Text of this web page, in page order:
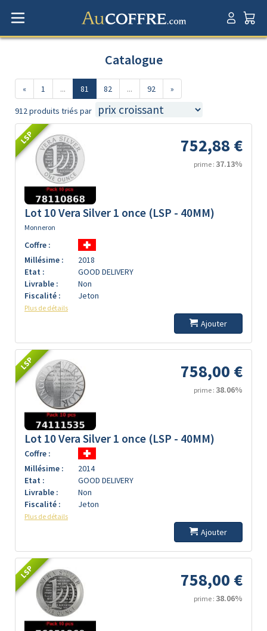
Catalogue
« 1 ... 81 82 ... 92 »
912 produits triés par
LSP 752,88 €
prime : 37.13%
Lot 10 Vera Silver 1 once (LSP - 40MM)
Monneron
Coffre :
Millésime :
2018
Etat :
GOOD DELIVERY
Livrable :
Non
Fiscalité :
Jeton
Plus de détails
Ajouter
LSP 758,00 €
prime : 38.06%
Lot 10 Vera Silver 1 once (LSP - 40MM)
Coffre :
Millésime :
2014
Etat :
GOOD DELIVERY
Livrable :
Non
Fiscalité :
Jeton
Plus de détails
Ajouter
LSP 758,00 €
prime : 38.06%